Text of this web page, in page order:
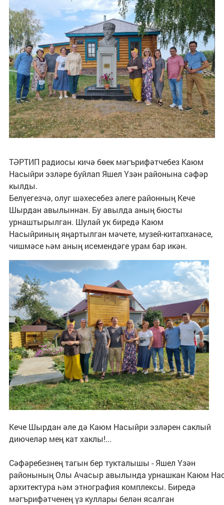
ТӘРТИП радиосы кичә бөек мәгърифәтчебез Каюм
Насыйри эзләре буйлап Яшел Үзән районына сәфәр
кылды.
Белүегезчә, олуг шәхесебез әлеге районның Кече
Шырдан авылыннан. Бу авылда аның бюсты
урнаштырылган. Шулай ук биредә Каюм
Насыйриның яңартылган мә­чете, музей-китапханәсе,
чишмәсе һәм аның исемендәге урам бар икән.
Кече Шырдан әле дә Каюм Насыйри эзләрен саклый
диючеләр мең кат хаклы!...
Сәфәребезнең тагын бер тукталышы - Яшел Үзән
районының Олы Ачасыр авылында урнашкан Каюм
архитектура һәм этнография комплексы. Биредә
мәгърифәтченең үз куллары белән ясалган